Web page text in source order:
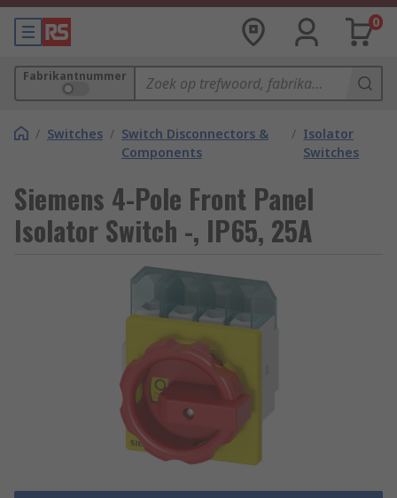
0
Fabrikantnummer
/ Switches / Switch Disconnectors &
Components
/ Isolator
Switches
Siemens 4-Pole Front Panel
Isolator Switch -, IP65, 25A